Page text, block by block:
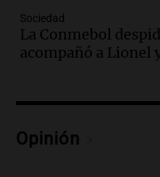
Una mañana para
Episodios
Audio.Chile
Panorama Federal
Audio.
Sociedad
La Conmebol
acompañó a Lionel
Opinión